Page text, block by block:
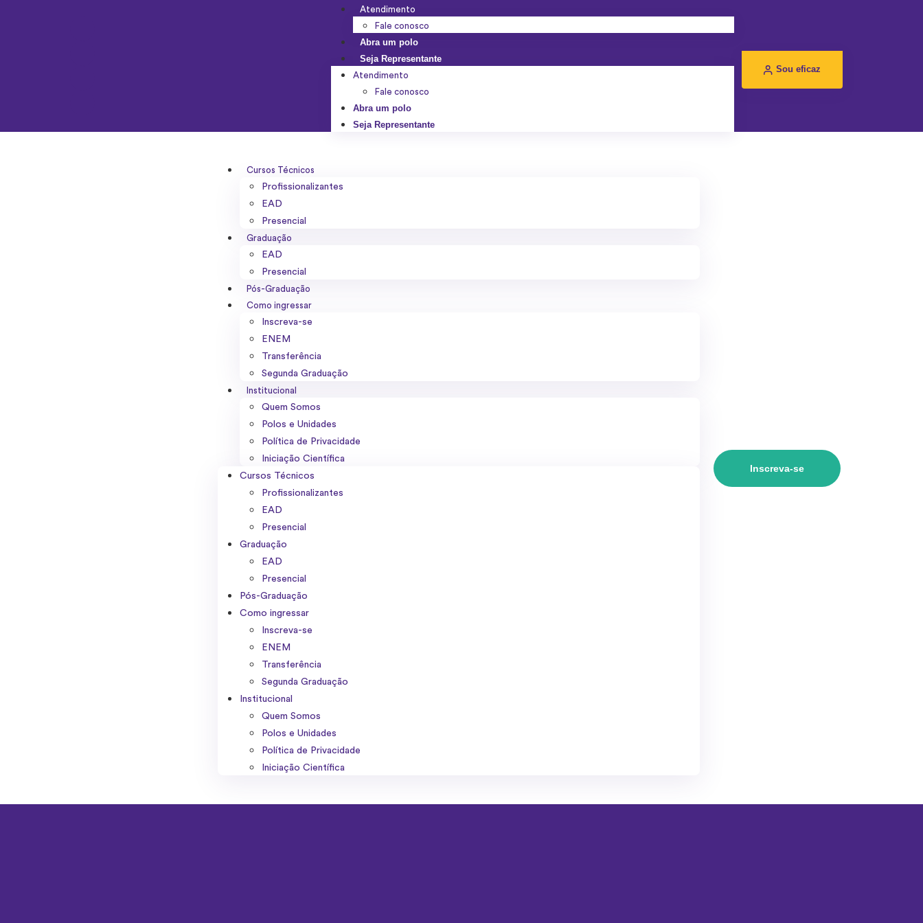
Atendimento
Fale conosco
Abra um polo
Seja Representante
Atendimento
Fale conosco
Abra um polo
Seja Representante
Sou eficaz
Cursos Técnicos
Profissionalizantes
EAD
Presencial
Graduação
EAD
Presencial
Pós-Graduação
Como ingressar
Inscreva-se
ENEM
Transferência
Segunda Graduação
Institucional
Quem Somos
Polos e Unidades
Política de Privacidade
Iniciação Científica
Cursos Técnicos
Profissionalizantes
EAD
Presencial
Graduação
EAD
Presencial
Pós-Graduação
Como ingressar
Inscreva-se
ENEM
Transferência
Segunda Graduação
Institucional
Quem Somos
Polos e Unidades
Política de Privacidade
Iniciação Científica
Inscreva-se